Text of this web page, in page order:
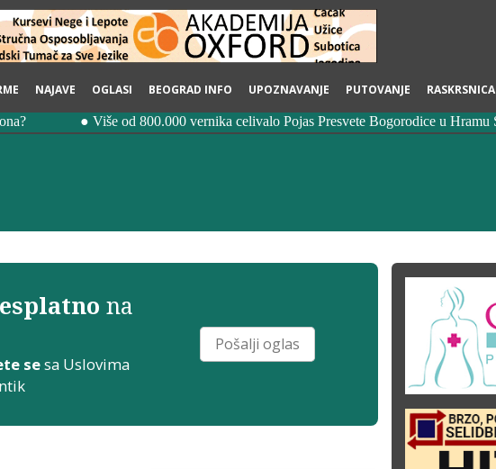
NAJAVE OGLASI BEOGRAD INFO UPOZNAVANJE PUTOVANJE RASKRSNICA
na
sesa Uslovima
Pošalji oglas